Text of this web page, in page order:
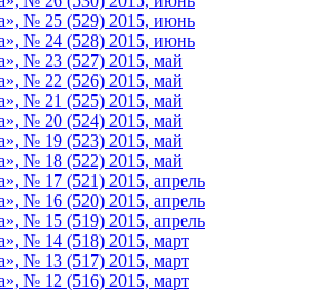
№ 25 (529) 2015, июнь
№ 24 (528) 2015, июнь
№ 23 (527) 2015, май
№ 22 (526) 2015, май
№ 21 (525) 2015, май
№ 20 (524) 2015, май
№ 19 (523) 2015, май
№ 18 (522) 2015, май
№ 17 (521) 2015, апрель
№ 16 (520) 2015, апрель
№ 15 (519) 2015, апрель
№ 14 (518) 2015, март
№ 13 (517) 2015, март
№ 12 (516) 2015, март